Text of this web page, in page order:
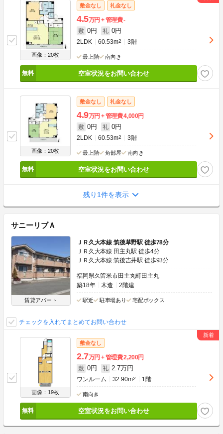
画像：20枚
敷金なし 礼金なし
4.5万円 管理費-
敷 0円 礼 0円
2LDK 60.53m2 3階
最上階 南向き
空室状況をお問い合わせ
画像：20枚
敷金なし 礼金なし
4.9万円 管理費4,000円
敷 0円 礼 0円
2LDK 60.53m2 3階
最上階 角部屋 南向き
空室状況をお問い合わせ
残り1件を表示
サニーリブＡ
賃貸アパート
ＪＲ久大本線 筑後草野駅 徒歩78分
ＪＲ久大本線 田主丸駅 徒歩4分
ＪＲ久大本線 筑後吉井駅 徒歩93分
福岡県久留米市田主丸町田主丸
築18年
木造 2階建
駅近 駐車場あり 宅配ボックス
チェックを入れてまとめてお問い合わせ
画像：19枚
敷金なし
2.7万円 管理費2,200円
敷 0円 礼 2.7万円
ワンルーム 32.90m2 1階
南向き
空室状況をお問い合わせ